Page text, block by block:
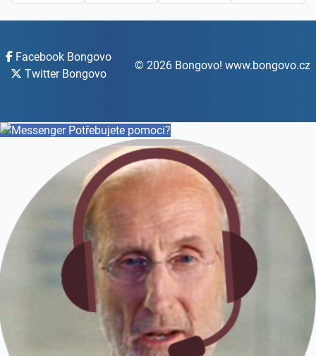
Facebook Bongovo
Twitter Bongovo
© 2026 Bongovo! www.bongovo.cz
Potřebujete pomoci?